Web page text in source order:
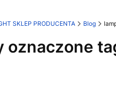
SKLEP PRODUCENTA Blog
oznaczone